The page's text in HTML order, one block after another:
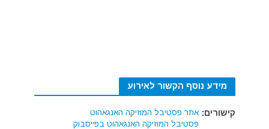
מידע נוסף הקשור לאירוע
קישורים: אתר פסטיבל המוזיקה האנגאהוט
פסטיבל המוזיקה האנגאהוט בפייסבוק